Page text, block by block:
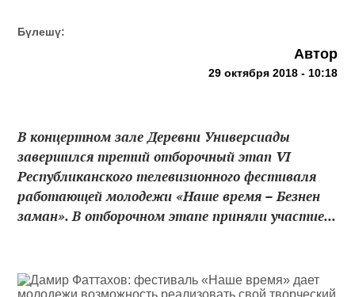
Бүлешү:
Автор
29 октября 2018 - 10:18
В концертном зале Деревни Универсиады
завершился третий отборочный этап VI
Республиканского телевизионного фестиваля
работающей молодежи «Наше время – Безнен
заман». В отборочном этапе приняли участие...